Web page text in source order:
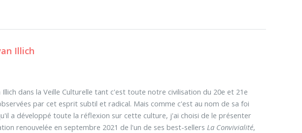
Illich
dans la Veille Culturelle tant c'est toute notre civilisation du 20e et 21e
par cet esprit subtil et radical. Mais comme c'est au nom de sa foi
a développé toute la réflexion sur cette culture, j'ai choisi de le présenter
renouvelée en septembre 2021 de l'un de ses best-sellersLa Convivialité,